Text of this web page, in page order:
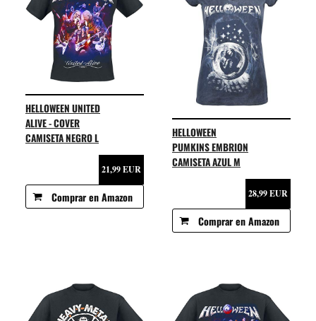
HELLOWEEN UNITED
ALIVE - COVER
CAMISETA NEGRO L
21,99 EUR
Comprar en Amazon
HELLOWEEN
PUMKINS EMBRION
CAMISETA AZUL M
28,99 EUR
Comprar en Amazon